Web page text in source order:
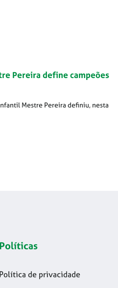
Pereira define campeões
Mestre Pereira definiu, nesta
Políticas
Política de privacidade